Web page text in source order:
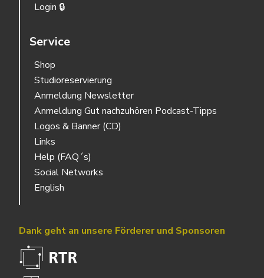
Login 🔒
Service
Shop
Studioreservierung
Anmeldung Newsletter
Anmeldung Gut nachzuhören Podcast-Tipps
Logos & Banner (CD)
Links
Help (FAQ´s)
Social Networks
English
Dank geht an unsere Förderer und Sponsoren